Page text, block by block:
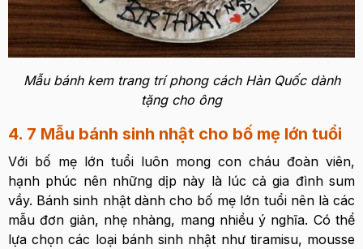
Mẫu bánh kem trang trí phong cách Hàn Quốc dành
tặng cho ông
4. 7 Mẫu bánh sinh nhật cho bố mẹ lớn tuổi
Với bố mẹ lớn tuổi luôn mong con cháu đoàn viên,
hạnh phúc nên những dịp này là lúc cả gia đình sum
vầy. Bánh sinh nhật dành cho bố mẹ lớn tuổi nên là các
mẫu đơn giản, nhẹ nhàng, mang nhiều ý nghĩa. Có thể
lựa chọn các loại bánh sinh nhật như tiramisu, mousse